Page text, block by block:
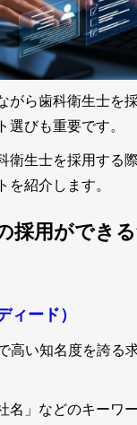
がら歯科衛生士を
選びも重要です。
衛生士を採用する
を紹介します。
採用ができ
ィード）
高い知名度を誇る
名」などのキーワ